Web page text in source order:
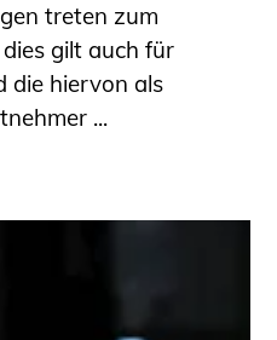
treten zum
gilt auch für
die hiervon als
...